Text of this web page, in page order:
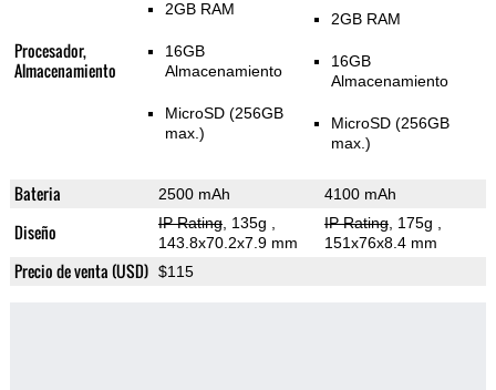
Procesador,
Almacenamiento
2GB RAM
16GB
Almacenamiento
MicroSD (256GB
max.)
2GB RAM
16GB
Almacenamiento
MicroSD (256GB
max.)
Bateria 2500 mAh 4100 mAh
Diseño IP Rating, 135g
143.8x70.2x7.9 mm
IP Rating, 175g
151x76x8.4 mm
Precio de venta (USD) $115